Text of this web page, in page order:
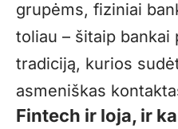
grupėms, fiziniai
toliau – šitaip bankai
tradiciją, kurios
asmeniškas
Fintech ir loja, ir